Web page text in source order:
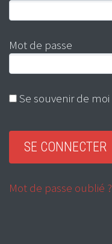
Mot de passe
Se souvenir de moi
Mot de passe oublié ?